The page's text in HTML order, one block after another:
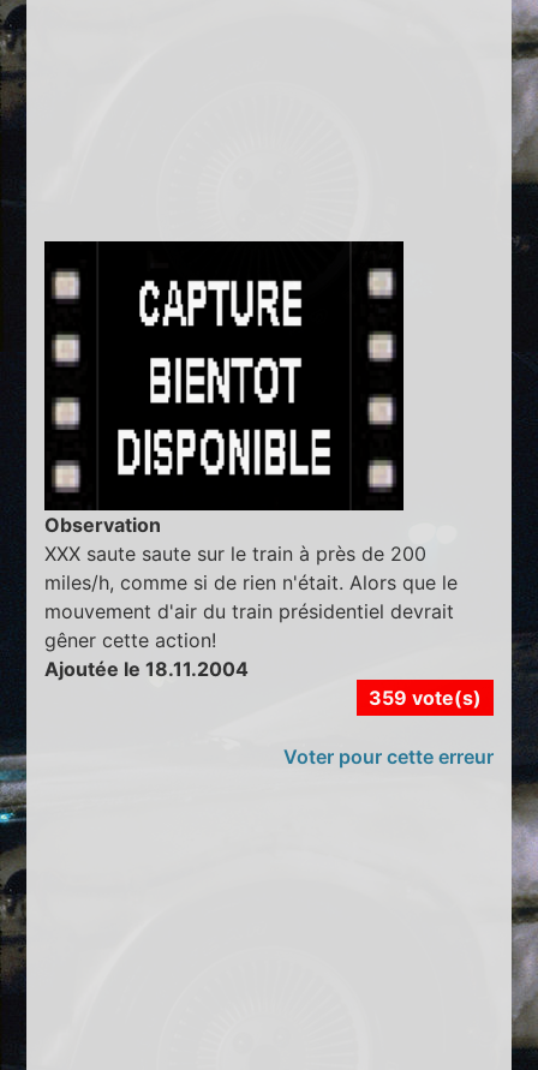
Observation
XXX saute saute sur le train à près de 200
miles/h, comme si de rien n'était. Alors que le
mouvement d'air du train présidentiel devrait
gêner cette action!
Ajoutée le 18.11.2004
359 vote(s)
Voter pour cette erreur